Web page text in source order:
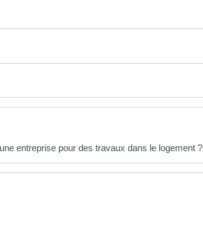
entreprise pour des travaux dans le logement ?